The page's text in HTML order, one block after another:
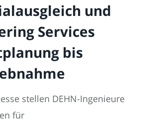
und
Services
bis
stellen DEHN-Ingenieure
für